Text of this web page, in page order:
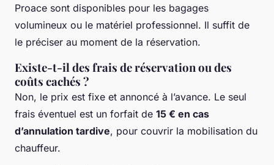
Proace sont disponibles pour les bagages
volumineux ou le matériel professionnel. Il suffit de
le préciser au moment de la réservation.
Existe-t-il des frais de réservation ou des
coûts cachés ?
Non, le prix est fixe et annoncé à l’avance. Le seul
frais éventuel est un forfait de 15 € en cas
d’annulation tardive, pour couvrir la mobilisation du
chauffeur.